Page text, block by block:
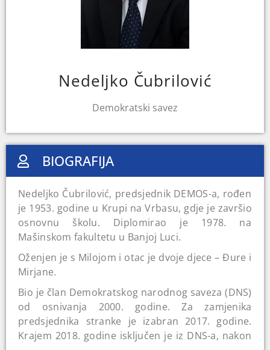
Nedeljko Čubrilović
Demokratski savez
BIOGRAFIJA
Nedeljko Čubrilović, predsjednik DEMOS-a, rođen
je 1953. godine u Krupi na Vrbasu, gdje je završio
osnovnu školu. Diplomirao je 1978. na
Mašinskom fakultetu u Banjoj Luci.
Oženjen je s Milojom i otac je dvoje djece – Đure i
Mirjane.
Bio je član Demokratskog narodnog saveza (DNS)
od osnivanja 2000. godine. Za zamjenika
predsjednika stranke je izabran 2017. godine.
Krajem 2018. godine isključen je iz DNS-a, nakon